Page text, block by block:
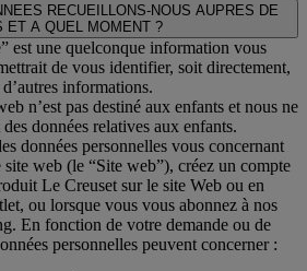
RECUEILLONS-NOUS AUPRES DE
ET A QUEL MOMENT ?
est une quelconque information vous
de vous identifier, soit directement,
informations.
n’est pas destiné aux enfants et nous ne
données relatives aux enfants.
données personnelles vous concernant
web (le “Site web”), créez un compte
Le Creuset sur le site Web ou en
ou lorsque vous vous abonnez à nos
En fonction de votre demande ou de
personnelles peuvent concerner :